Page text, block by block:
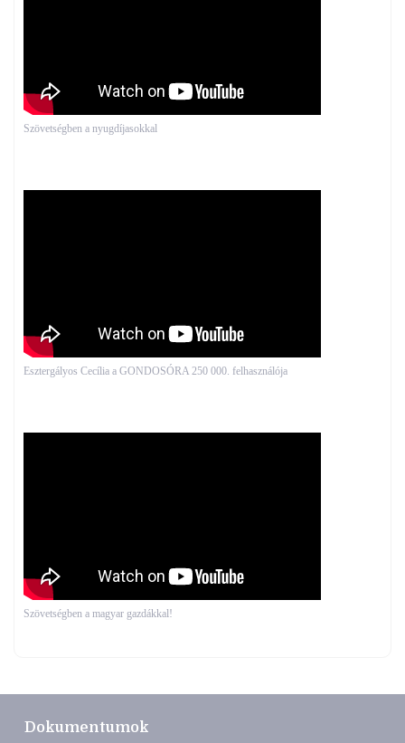
Szövetségben a nyugdíjasokkal
Esztergályos Cecília a GONDOSÓRA 250 000. felhasználója
Szövetségben a magyar gazdákkal!
Dokumentumok